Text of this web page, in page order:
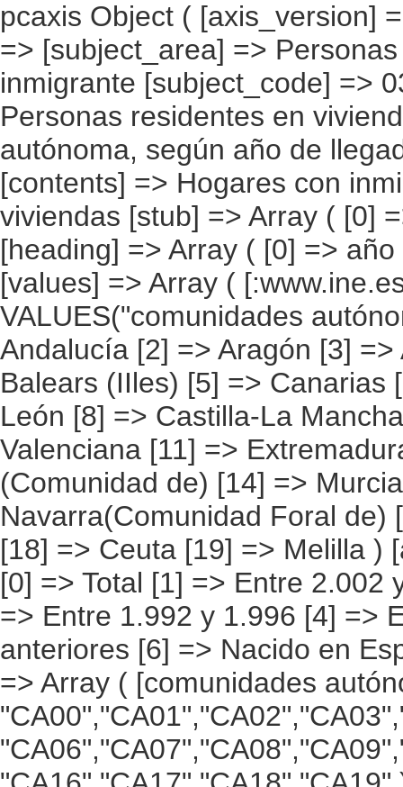
pcaxis Object ( [axis_version] => [creation_date] => 20080709 [note] => [subject_area] => Personas que viven en la vivienda con el inmigrante [subject_code] => 03 [matrix] => 03004 [title] => Personas residentes en viviendas con inmigrantes por comunidad autónoma, según año de llegada a España [description] => [contents] => Hogares con inmigrantes [units] => personas en las viviendas [stub] => Array ( [0] => comunidades autónomas ) [heading] => Array ( [0] => año de llegada a España ) [prestext] => [values] => Array ( [:www.ine.es tel: " "+34 91 5839100 "; VALUES("comunidades autónomas] => Array ( [0] => Total [1] => Andalucía [2] => Aragón [3] => Asturias (Principado de) [4] => Balears (IIles) [5] => Canarias [6] => Cantabria [7] => Castilla y León [8] => Castilla-La Mancha [9] => Catalunya [10] => Comunitat Valenciana [11] => Extremadura [12] => Galicia [13] => Madrid (Comunidad de) [14] => Murcia(Región de) [15] => Navarra(Comunidad Foral de) [16] => País Vasco [17] => Rioja (La) [18] => Ceuta [19] => Melilla ) [año de llegada a España] => Array ( [0] => Total [1] => Entre 2.002 y 2.007 [2] => Entre 1.997 y 2.001 [3] => Entre 1.992 y 1.996 [4] => Entre 1.987 y 1.991 [5] => 1.986 y anteriores [6] => Nacido en España [7] => Desconocido ) ) [codes] => Array ( [comunidades autónomas] => "CA00","CA01","CA02","CA03","CA04","CA05", "CA06","CA07","CA08","CA09","CA10","CA11","CA12","CA13","CA14","CA15", "CA16","CA17","CA18","CA19" ) [map] => Array ( [comunidades autónomas] => "spain_regions_img_ind" ) [decimals] => 0 [showdecimals] => 0 [source] => Instituto Nacional de Estadística [contact] => INE Difusión. Internet: www.ine.es/infoine [copyright] => YES